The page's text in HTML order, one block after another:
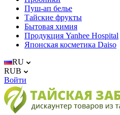
Пуш-ап белье
Тайские фрукты
Бытовая химия
Продукция Yanhee Hospital
Японская косметика Daiso
RU
RUB
Войти